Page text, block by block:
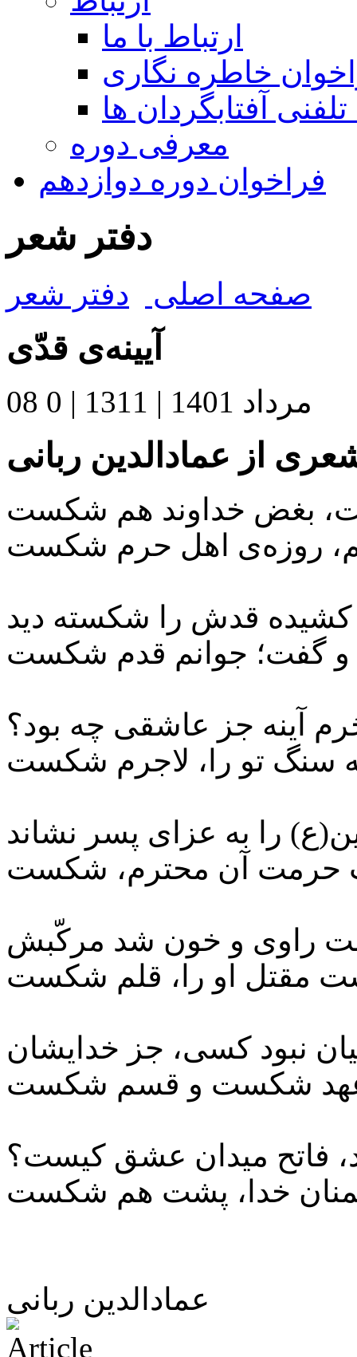
ارتباط با ما
خاطره نگاری
تلفنی آفتابگردان ها
معرفی دوره
فراخوان دوره دوازدهم
دفتر شعر
صفحه اصلی دفتر شعر
آیینه‌ی قدّی
08 مرداد 1401 |
1311 |
0
از عمادالدین ربانی
بغض خداوند هم شکست
روزه‌ی اهل حرم شکست
کشیده قدش را شکسته دید
و گفت؛ جوانم قدم شکست
آینه جز عاشقی چه‌ بود؟
سنگ تو را، لاجرم شکست
را به عزای پسر نشاند
حرمت آن محترم، شکست
راوی و خون شد مرکّبش
مقتل او را، قلم شکست
نبود کسی، جز خدایشان
شکست و قسم شکست
فاتح میدان عشق کیست؟
خدا، پشت هم شکست
عمادالدین ربانی